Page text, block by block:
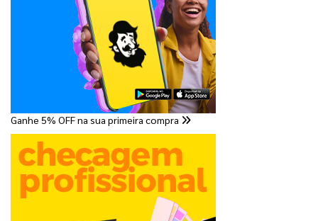
Ganhe 5% OFF na sua primeira compra